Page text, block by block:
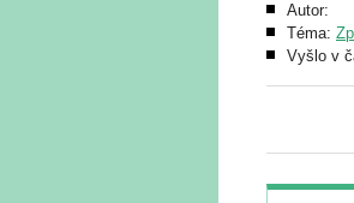
Autor:
Téma:
Vyšlo v